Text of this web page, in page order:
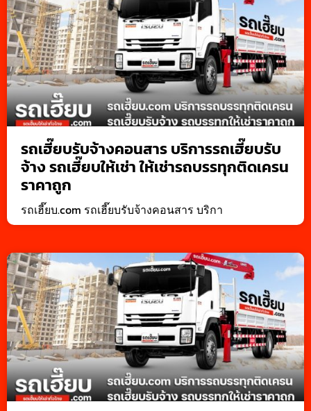
รถเฮี๊ยบรับจ้างคอนสาร บริการรถเฮี๊ยบรับ
จ้าง รถเฮี๊ยบให้เช่า ให้เช่ารถบรรทุกติดเครน
ราคาถูก
รถเฮี๊ยบ.com รถเฮี๊ยบรับจ้างคอนสาร บริกา